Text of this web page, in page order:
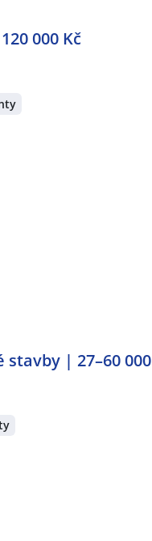
000 Kč
| 27–60